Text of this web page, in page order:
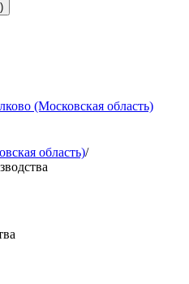
(Московская область)
область)/